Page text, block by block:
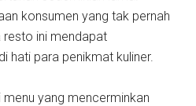
konsumen yang tak pernah
resto ini mendapat
hati para penikmat kuliner.
yang mencerminkan